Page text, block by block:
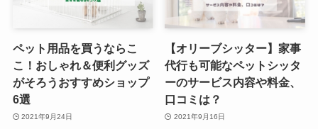
ペット用品を買うならこ
こ！おしゃれ＆便利グッズ
がそろうおすすめショップ
6選
2021年9月24日
【オリーブシッター】家事
代行も可能なペットシッタ
ーのサービス内容や料金、
口コミは？
2021年9月16日